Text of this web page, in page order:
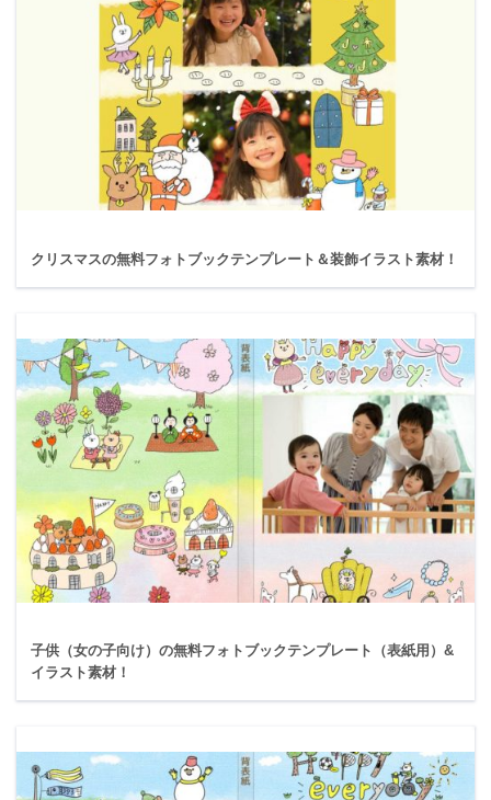
クリスマスの無料フォトブックテンプレート＆装飾イラスト素材！
子供（女の子向け）の無料フォトブックテンプレート（表紙用）&
イラスト素材！